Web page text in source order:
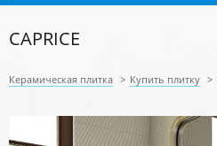
CAPRICE
Керамическая плитка > Купить плитку >